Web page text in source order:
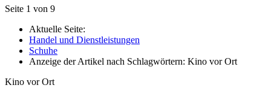
Seite 1 von 9
Aktuelle Seite:
Handel und Dienstleistungen
Schuhe
Anzeige der Artikel nach Schlagwörtern: Kino vor Ort
Kino vor Ort